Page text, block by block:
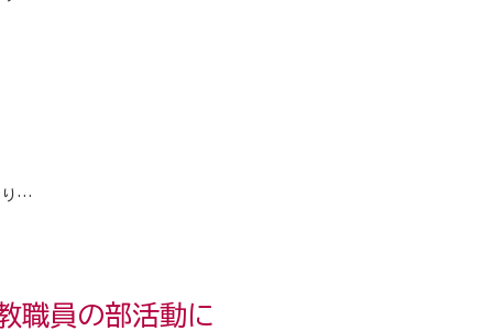
り…
職員の部活動に